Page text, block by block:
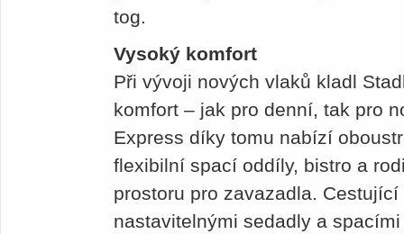
tog.
Vysoký komfort
Při vývoji nových vlaků kladl
komfort – jak pro denní, tak pro
Express díky tomu nabízí
flexibilní spací oddíly, bistro a
prostoru pro zavazadla.
nastavitelnými sedadly a